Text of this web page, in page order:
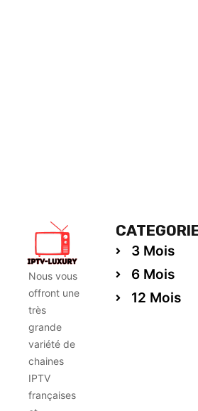
Nous vous
offront une
très
grande
variété de
chaines
IPTV
françaises
3 Mois
6 Mois
12 Mois